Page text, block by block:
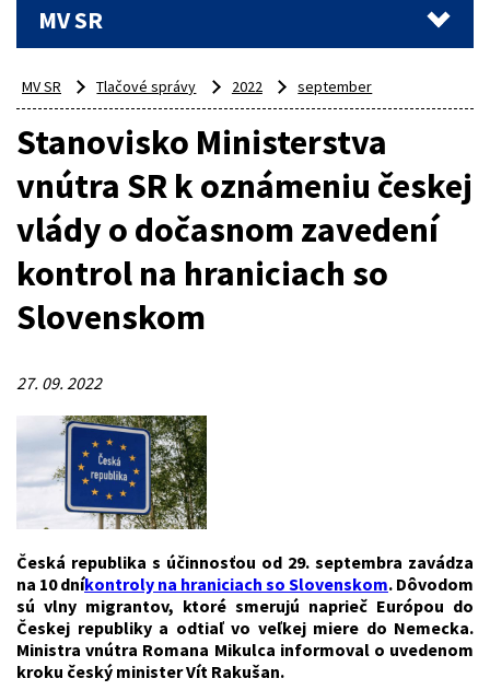
MV SR
MV SR Tlačové správy 2022 september
Stanovisko Ministerstva
vnútra SR k oznámeniu českej
vlády o dočasnom zavedení
kontrol na hraniciach so
Slovenskom
27. 09. 2022
Česká republika s účinnosťou od 29. septembra zavádza
na 10 dníkontroly na hraniciach so Slovenskom. Dôvodom
sú vlny migrantov, ktoré smerujú naprieč Európou do
Českej republiky a odtiaľ vo veľkej miere do Nemecka.
Ministra vnútra Romana Mikulca informoval o uvedenom
kroku český minister Vít Rakušan.